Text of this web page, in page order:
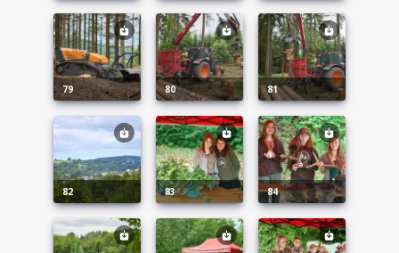
79 80 81
82 83 84